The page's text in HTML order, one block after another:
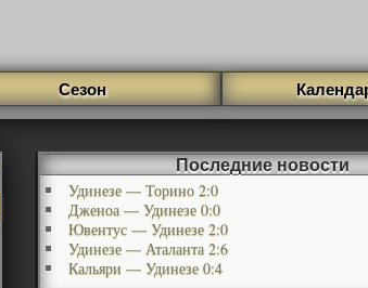
Сезон
Последние новости
Удинезе — Торино 2:0
Дженоа — Удинезе 0:0
Ювентус — Удинезе 2:0
Удинезе — Аталанта 2:6
Кальяри — Удинезе 0:4